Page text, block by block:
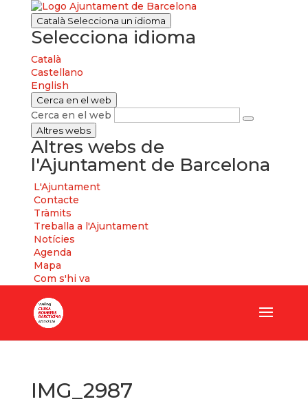
Català Selecciona un idioma
Selecciona idioma
Català
Castellano
English
Cerca en el web
Cerca en el web
Altres webs
Altres webs de
l'Ajuntament de Barcelona
L'Ajuntament
Contacte
Tràmits
Treballa a l'Ajuntament
Notícies
Agenda
Mapa
Com s'hi va
IMG_2987